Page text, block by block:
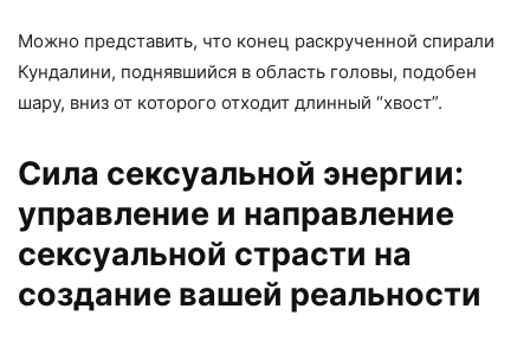
Можно представить, что конец раскрученной спирали
Кундалини, поднявшийся в область головы, подобен
шару, вниз от которого отходит длинный “хвост”.
Сила сексуальной энергии:
управление и направление
сексуальной страсти на
создание вашей реальности